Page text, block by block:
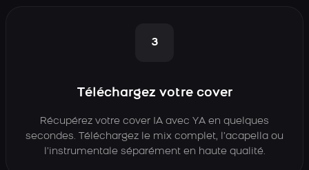
3
Téléchargez votre cover
Récupérez votre cover IA avec YA en quelques
secondes. Téléchargez le mix complet, l’acapella ou
l’instrumentale séparément en haute qualité.